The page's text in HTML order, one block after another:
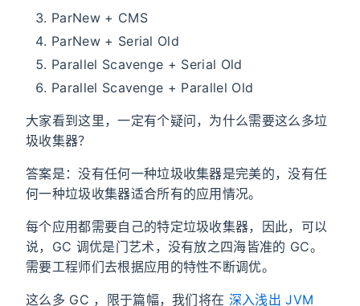
ParNew + CMS
ParNew + Serial Old
Parallel Scavenge + Serial Old
Parallel Scavenge + Parallel Old
大家看到这里，一定有个疑问，为什么需要这么多垃
圾收集器？
答案是：没有任何一种垃圾收集器是完美的，没有任
何一种垃圾收集器适合所有的应用情况。
每个应用都需要自己的特定垃圾收集器，因此，可以
说，GC 调优是门艺术，没有放之四海皆准的 GC。
需要工程师们去根据应用的特性不断调优。
这么多 GC ，限于篇幅，我们将在 深入浅出 JVM